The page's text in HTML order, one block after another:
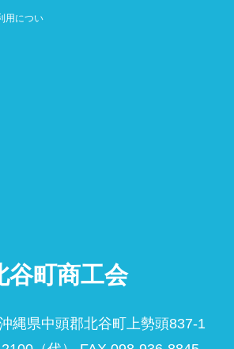
用につい
谷町商工会
縄県中頭郡北谷町上勢頭837-1